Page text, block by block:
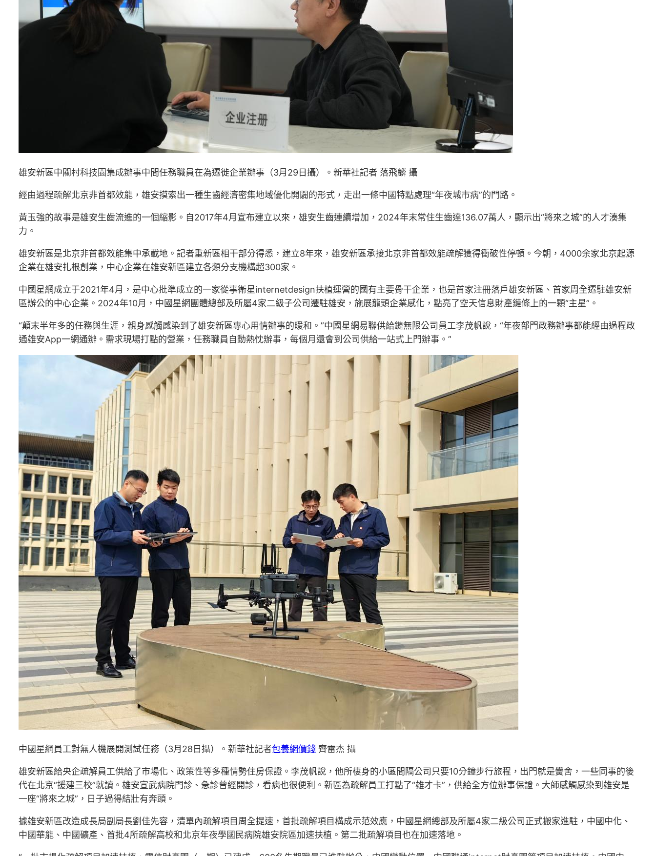
雄安新區中關村科技園集成辦事中間任務職員在為遷徙企業辦事（3月29日攝）。新華社記者 落飛麟 攝
經由過程疏解北京非首都效能，雄安摸索出一種生齒經濟密集地域優化開闢的形式，走出一條中國特點處理“年夜城市病”的門路。
黃玉強的故事是雄安生齒流進的一個縮影。自2017年4月宣布建立以來，雄安生齒連續增加，2024年末常住生齒達136.07萬人，顯示出“將來之城”的人才湊集
力。
雄安新區是北京非首都效能集中承載地。記者重新區相干部分得悉，建立8年來，雄安新區承接北京非首都效能疏解獲得衝破性停頓。今朝，4000余家北京起源
企業在雄安扎根創業，中心企業在雄安新區建立各類分支機構超300家。
中國星網成立于2021年4月，是中心批準成立的一家從事衛星internetdesign扶植運營的國有主要骨干企業，也是首家注冊落戶雄安新區、首家周全遷駐雄安新
區辦公的中心企業。2024年10月，中國星網團體總部及所屬4家二級子公司遷駐雄安，施展龍頭企業感化，點亮了空天信息財產鏈條上的一顆“主星”。
“顛末半年多的任務與生涯，親身感觸感染到了雄安新區專心用情辦事的暖和。”中國星網易聯供給鏈無限公司員工李茂帆說，“年夜部門政務辦事都能經由過程政
通雄安App一網通辦。需求現場打點的營業，任務職員自動熱忱辦事，每個月還會到公司供給一站式上門辦事。”
中國星網員工對無人機展開測試任務（3月28日攝）。新華社記者包養網價錢 齊雷杰 攝
雄安新區給央企疏解員工供給了市場化、政策性等多種情勢住房保證。李茂帆說，他所棲身的小區間隔公司只要10分鐘步行旅程，出門就是黌舍，一些同事的後
代在北京“援建三校”就讀。雄安宣武病院門診、急診曾經開診，看病也很便利。新區為疏解員工打點了“雄才卡”，供給全方位辦事保證。大師感觸感染到雄安是
一座“將來之城”，日子過得結壯有奔頭。
據雄安新區改造成長局副局長劉佳先容，清單內疏解項目周全提速，首批疏解項目構成示范效應，中國星網總部及所屬4家二級公司正式搬家進駐，中國中化、
中國華能、中國礦產、首批4所疏解高校和北京年夜學國民病院雄安院區加速扶植。第二批疏解項目也在加速落地。